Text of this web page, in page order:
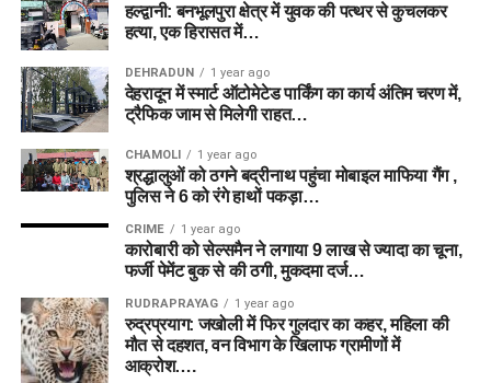
हल्द्वानी: बनभूलपुरा क्षेत्र में युवक की पत्थर से कुचलकर
हत्या, एक हिरासत में…
DEHRADUN 1 year ago
देहरादून में स्मार्ट ऑटोमेटेड पार्किंग का कार्य अंतिम चरण में,
ट्रैफिक जाम से मिलेगी राहत…
CHAMOLI 1 year ago
श्रद्धालुओं को ठगने बद्रीनाथ पहुंचा मोबाइल माफिया गैंग ,
पुलिस ने 6 को रंगे हाथों पकड़ा…
CRIME 1 year ago
कारोबारी को सेल्समैन ने लगाया 9 लाख से ज्यादा का चूना,
फर्जी पेमेंट बुक से की ठगी, मुकदमा दर्ज…
RUDRAPRAYAG 1 year ago
रुद्रप्रयाग: जखोली में फिर गुलदार का कहर, महिला की
मौत से दहशत, वन विभाग के खिलाफ ग्रामीणों में
आक्रोश….